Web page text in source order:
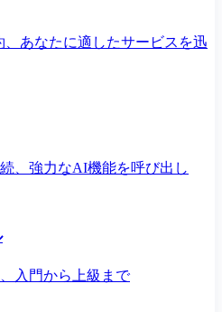
あなたに適したサービスを迅
、強力なAI機能を呼び出し
入門から上級まで